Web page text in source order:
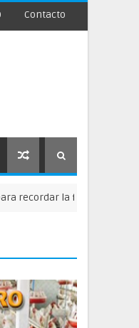
Contacto
la fundación de Santo